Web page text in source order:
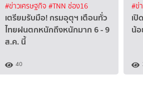
#ข่าวเศรษฐกิจ #TNN ช่อง16
เตรียมรับมือ! กรมอุตุฯ เตือนทั่ว
ไทยฝนตกหนักถึงหนักมาก 6 - 9
ส.ค. นี้
40
#ข่
เ
น้